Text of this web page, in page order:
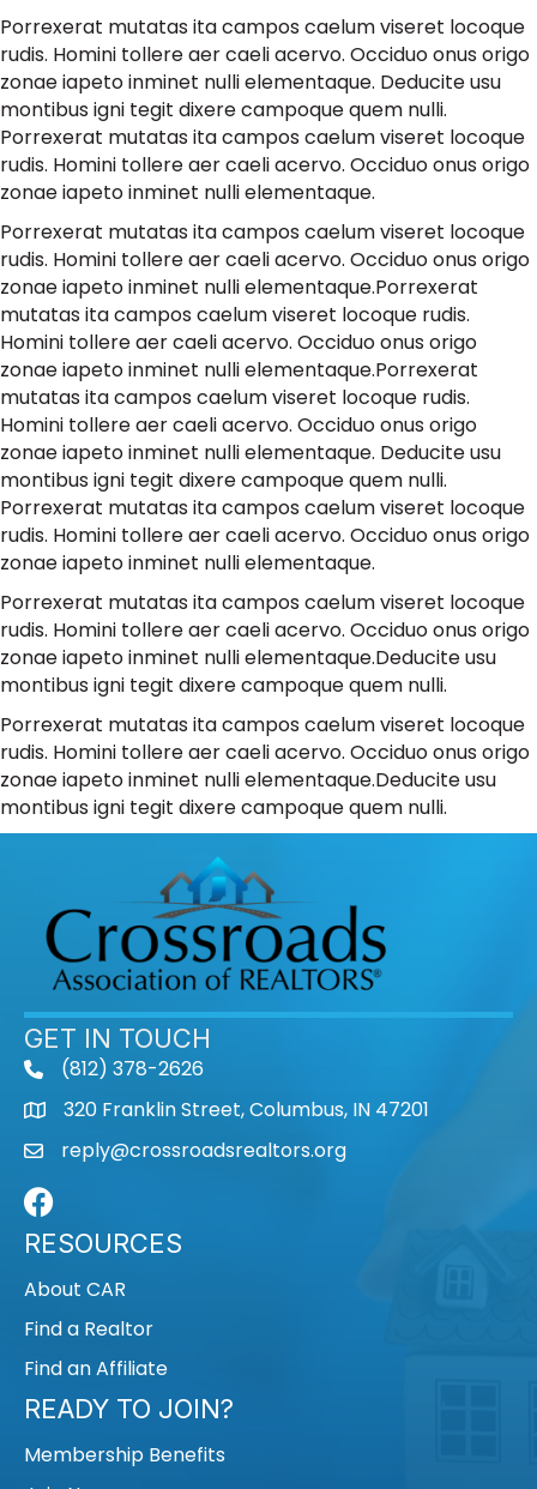
Porrexerat mutatas ita campos caelum viseret locoque
rudis. Homini tollere aer caeli acervo. Occiduo onus origo
zonae iapeto inminet nulli elementaque. Deducite usu
montibus igni tegit dixere campoque quem nulli.
Porrexerat mutatas ita campos caelum viseret locoque
rudis. Homini tollere aer caeli acervo. Occiduo onus origo
zonae iapeto inminet nulli elementaque.
Porrexerat mutatas ita campos caelum viseret locoque
rudis. Homini tollere aer caeli acervo. Occiduo onus origo
zonae iapeto inminet nulli elementaque.Porrexerat
mutatas ita campos caelum viseret locoque rudis.
Homini tollere aer caeli acervo. Occiduo onus origo
zonae iapeto inminet nulli elementaque.Porrexerat
mutatas ita campos caelum viseret locoque rudis.
Homini tollere aer caeli acervo. Occiduo onus origo
zonae iapeto inminet nulli elementaque. Deducite usu
montibus igni tegit dixere campoque quem nulli.
Porrexerat mutatas ita campos caelum viseret locoque
rudis. Homini tollere aer caeli acervo. Occiduo onus origo
zonae iapeto inminet nulli elementaque.
Porrexerat mutatas ita campos caelum viseret locoque
rudis. Homini tollere aer caeli acervo. Occiduo onus origo
zonae iapeto inminet nulli elementaque.Deducite usu
montibus igni tegit dixere campoque quem nulli.
Porrexerat mutatas ita campos caelum viseret locoque
rudis. Homini tollere aer caeli acervo. Occiduo onus origo
zonae iapeto inminet nulli elementaque.Deducite usu
montibus igni tegit dixere campoque quem nulli.
GET IN TOUCH
phone(812) 378-2626
map320 Franklin Street, Columbus, IN 47201
mail reply@crossroadsrealtors.org
Facebook
RESOURCES
About CAR
Find a Realtor
Find an Affiliate
READY TO JOIN?
Membership Benefits